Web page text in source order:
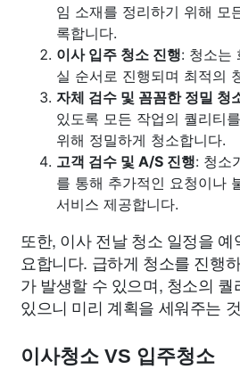
임 소재를 정리하기 위해 모
록합니다.
이사 입주 청소 진행: 청소는
실 순서로 진행되며 최적의
자체 검수 및 꼼꼼한 정밀 청
있도록 모든 작업의 퀄리티
위해 정밀하게 청소합니다.
고객 검수 및 A/S 진행: 청소
를 통해 추가적인 요청이나
서비스 제공합니다.
또한, 이사 전날 청소 일정을
요합니다. 급하게 청소를 진행
가 발생할 수 있으며, 청소의
있으니 미리 계획을 세워주는
이사청소 VS 입주청소